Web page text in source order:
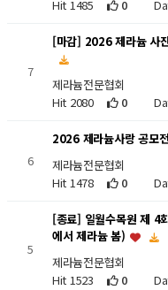
Hit 1485
0
7
[마감] 2026 제라늄 사
제라늄전문협회
Hit 2080
0
6
2026 제라늄사랑 공모
제라늄전문협회
Hit 1478
0
5
[종료] 일월수목원 제 4
에서 제라늄 봄)
제라늄전문협회
Hit 1523
0